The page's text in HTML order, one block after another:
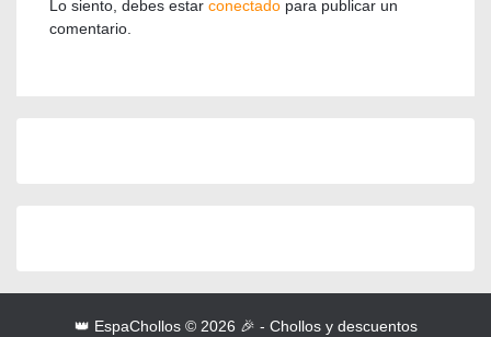
Lo siento, debes estar conectado para publicar un
comentario.
👑 EspaChollos © 2026 🎉 - Chollos y descuentos